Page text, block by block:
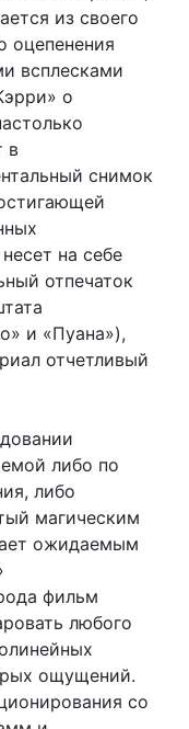
из своего
оцепенения
всплесками
о
в
снимок
на себе
отпечаток
и «Пуана»),
отчетливый
либо по
либо
магическим
ожидаемым
фильм
любого
ощущений.
со